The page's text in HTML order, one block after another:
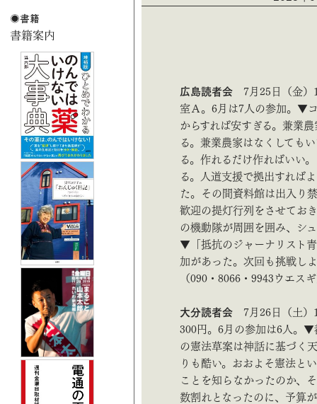
広島読者会 7月25日（金）
室Ａ。6月は7人の参加。▼
からすれば安すぎる。兼業
る。兼業農家はなくしても
る。作れるだけ作ればいい
る。人道支援で拠出すれば
た。その間資料館は出入り
歓迎の提灯行列をさせてお
の機動隊が周囲を囲み、シ
▼「抵抗のジャーナリスト
加があった。次回も挑戦し
（090・8066・9943ウエス
大分読者会 7月26日（土）
300円。6月の参加は6人。▼
の憲法草案は神話に基づく
りも酷い。おおよそ憲法と
ことを知らなかったのか、
数割れとなったのに、予算